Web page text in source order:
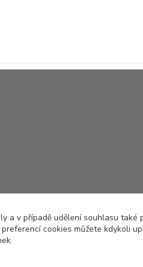
a v případě udělení souhlasu také
cookies můžete kdykoli